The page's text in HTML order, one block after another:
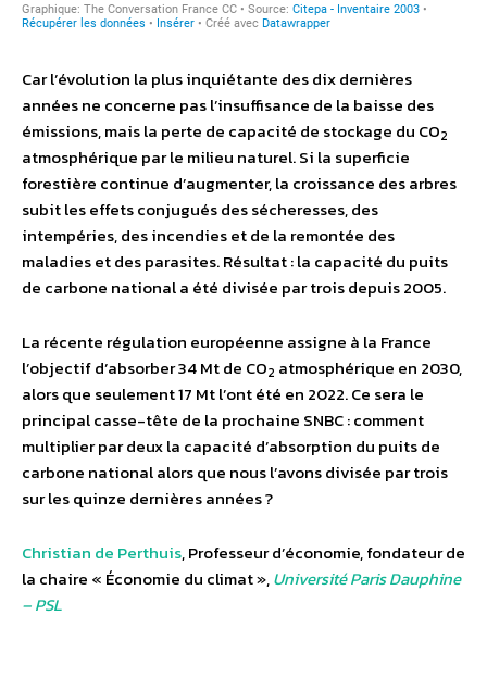
Car l’évolution la plus inquiétante des dix dernières
années ne concerne pas l’insuffisance de la baisse des
émissions, mais la perte de capacité de stockage du CO2
atmosphérique par le milieu naturel. Si la superficie
forestière continue d’augmenter, la croissance des arbres
subit les effets conjugués des sécheresses, des
intempéries, des incendies et de la remontée des
maladies et des parasites. Résultat : la capacité du puits
de carbone national a été divisée par trois depuis 2005.
La récente régulation européenne assigne à la France
l’objectif d’absorber 34 Mt de CO2 atmosphérique en 2030,
alors que seulement 17 Mt l’ont été en 2022. Ce sera le
principal casse-tête de la prochaine SNBC : comment
multiplier par deux la capacité d’absorption du puits de
carbone national alors que nous l’avons divisée par trois
sur les quinze dernières années ?
Christian de Perthuis, Professeur d’économie, fondateur de
la chaire « Économie du climat »,Université Paris Dauphine
– PSL